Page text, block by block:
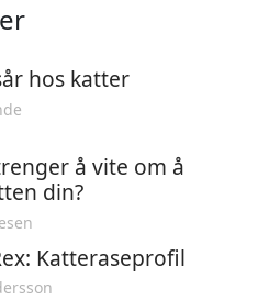
hos katter
å vite om å
din?
Katteraseprofil